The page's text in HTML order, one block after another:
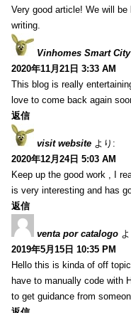
Very good article! We will
writing.
Vinhomes Smart
2020年11月21日 3:33 AM
This blog is really
love to come back again
返信
visit website より:
2020年12月24日 5:03 AM
Keep up the good work , I
is very interesting and has
返信
venta por catalogo
2019年5月15日 10:35 PM
Hello this is kinda of off
have to manually code with
to get guidance from